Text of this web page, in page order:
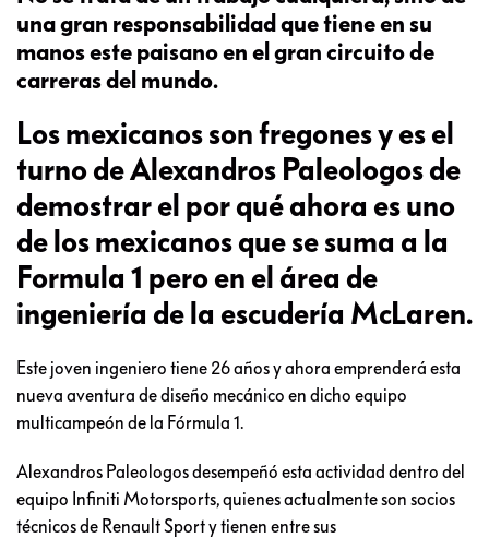
una gran responsabilidad que tiene en su
manos este paisano en el gran circuito de
carreras del mundo.
Los mexicanos son fregones y es el
turno de Alexandros Paleologos de
demostrar el por qué ahora es uno
de los mexicanos que se suma a la
Formula 1 pero en el área de
ingeniería de la escudería McLaren.
Este joven ingeniero tiene 26 años y ahora emprenderá esta
nueva aventura de diseño mecánico en dicho equipo
multicampeón de la Fórmula 1.
Alexandros Paleologos desempeñó esta actividad dentro del
equipo Infiniti Motorsports, quienes actualmente son socios
técnicos de Renault Sport y tienen entre sus